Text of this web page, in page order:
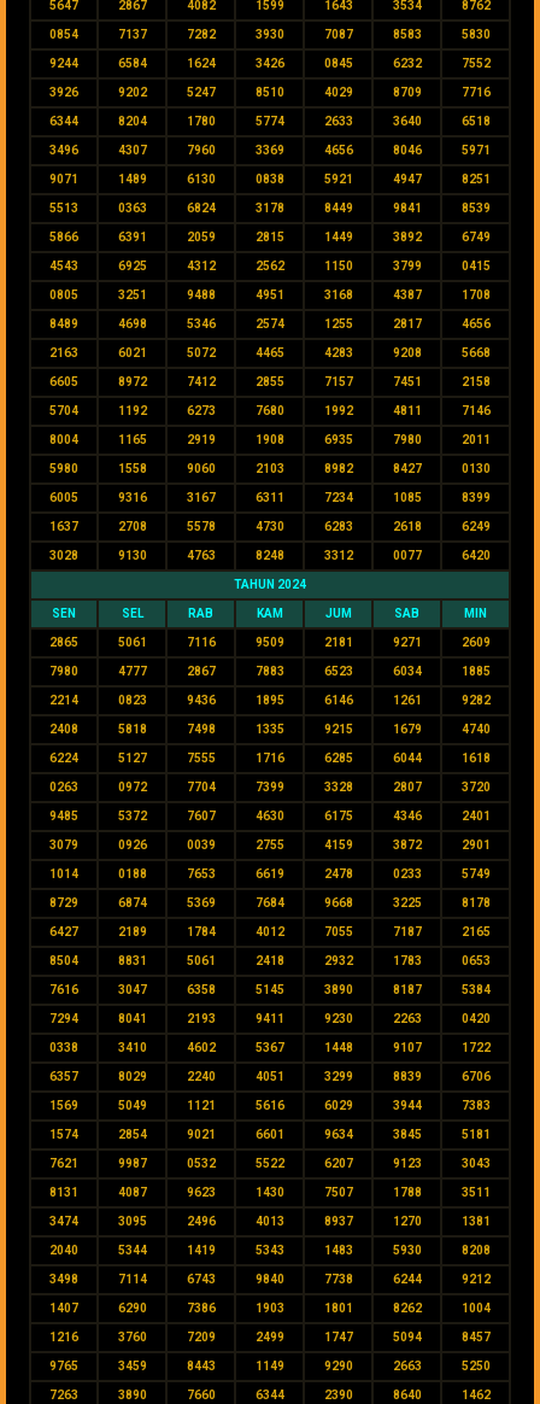
5647 2867 4082 1599 1643 3534 8762
0854 7137 7282 3930 7087 8583 5830
9244 6584 1624 3426 0845 6232 7552
3926 9202 5247 8510 4029 8709 7716
6344 8204 1780 5774 2633 3640 6518
3496 4307 7960 3369 4656 8046 5971
9071 1489 6130 0838 5921 4947 8251
5513 0363 6824 3178 8449 9841 8539
5866 6391 2059 2815 1449 3892 6749
4543 6925 4312 2562 1150 3799 0415
0805 3251 9488 4951 3168 4387 1708
8489 4698 5346 2574 1255 2817 4656
2163 6021 5072 4465 4283 9208 5668
6605 8972 7412 2855 7157 7451 2158
5704 1192 6273 7680 1992 4811 7146
8004 1165 2919 1908 6935 7980 2011
5980 1558 9060 2103 8982 8427 0130
6005 9316 3167 6311 7234 1085 8399
1637 2708 5578 4730 6283 2618 6249
3028 9130 4763 8248 3312 0077 6420
TAHUN 2024
SEN SEL RAB KAM JUM SAB MIN
2865 5061 7116 9509 2181 9271 2609
7980 4777 2867 7883 6523 6034 1885
2214 0823 9436 1895 6146 1261 9282
2408 5818 7498 1335 9215 1679 4740
6224 5127 7555 1716 6285 6044 1618
0263 0972 7704 7399 3328 2807 3720
9485 5372 7607 4630 6175 4346 2401
3079 0926 0039 2755 4159 3872 2901
1014 0188 7653 6619 2478 0233 5749
8729 6874 5369 7684 9668 3225 8178
6427 2189 1784 4012 7055 7187 2165
8504 8831 5061 2418 2932 1783 0653
7616 3047 6358 5145 3890 8187 5384
7294 8041 2193 9411 9230 2263 0420
0338 3410 4602 5367 1448 9107 1722
6357 8029 2240 4051 3299 8839 6706
1569 5049 1121 5616 6029 3944 7383
1574 2854 9021 6601 9634 3845 5181
7621 9987 0532 5522 6207 9123 3043
8131 4087 9623 1430 7507 1788 3511
3474 3095 2496 4013 8937 1270 1381
2040 5344 1419 5343 1483 5930 8208
3498 7114 6743 9840 7738 6244 9212
1407 6290 7386 1903 1801 8262 1004
1216 3760 7209 2499 1747 5094 8457
9765 3459 8443 1149 9290 2663 5250
7263 3890 7660 6344 2390 8640 1462